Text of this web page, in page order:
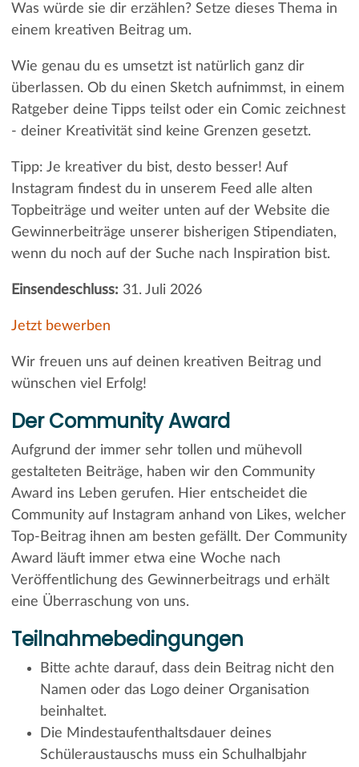
Was würde sie dir erzählen? Setze dieses Thema in
einem kreativen Beitrag um.
Wie genau du es umsetzt ist natürlich ganz dir
überlassen. Ob du einen Sketch aufnimmst, in einem
Ratgeber deine Tipps teilst oder ein Comic zeichnest
- deiner Kreativität sind keine Grenzen gesetzt.
Tipp: Je kreativer du bist, desto besser! Auf
Instagram findest du in unserem Feed alle alten
Topbeiträge und weiter unten auf der Website die
Gewinnerbeiträge unserer bisherigen Stipendiaten,
wenn du noch auf der Suche nach Inspiration bist.
Einsendeschluss: 31. Juli 2026
Jetzt bewerben
Wir freuen uns auf deinen kreativen Beitrag und
wünschen viel Erfolg!
Der Community Award
Aufgrund der immer sehr tollen und mühevoll
gestalteten Beiträge, haben wir den Community
Award ins Leben gerufen. Hier entscheidet die
Community auf Instagram anhand von Likes, welcher
Top-Beitrag ihnen am besten gefällt. Der Community
Award läuft immer etwa eine Woche nach
Veröffentlichung des Gewinnerbeitrags und erhält
eine Überraschung von uns.
Teilnahmebedingungen
Bitte achte darauf, dass dein Beitrag nicht den
Namen oder das Logo deiner Organisation
beinhaltet.
Die Mindestaufenthaltsdauer deines
Schüleraustauschs muss ein Schulhalbjahr